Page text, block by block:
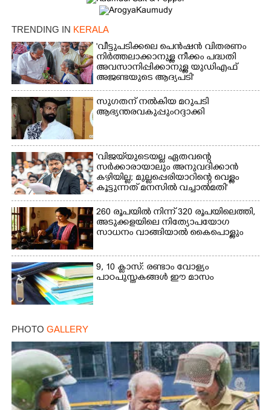
TRENDING IN KERALA
'വീട്ടുപടിക്കലെ പെൻഷൻ വിതരണം
നിർത്തലാക്കാനുള്ള നീക്കം പദ്ധതി
അവസാനിപ്പിക്കാനുള്ള യുഡിഎഫ്
അജണ്ടയുടെ ആദ്യപടി'
സുഗതന് നൽകിയ മറുപടി
ആഭ്യന്തരവകുപ്പും റദ്ദാക്കി
'വിജയ്‌യുടെയല്ല ഏതവന്റെ
സർക്കാരായാലും അനുവദിക്കാൻ
കഴിയില്ല; മുല്ലപ്പെരിയാറിന്റെ വെള്ളം
കൂട്ടുന്നത് മനസിൽ വച്ചാൽമതി'
260 രൂപയിൽ നിന്ന് 320 രൂപയിലെത്തി,
അടുക്കളയിലെ നിത്യോപയോഗ
സാധനം വാങ്ങിയാൽ കൈപൊള്ളും
9, 10 ക്ലാസ്: രണ്ടാം വോള്യം
പാഠപുസ്തകങ്ങൾ ഈ മാസം
PHOTO GALLERY